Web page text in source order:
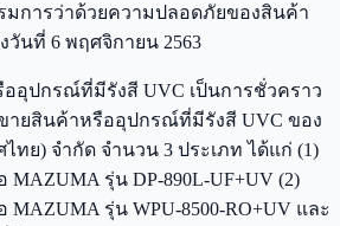
การว่าด้วยความปลอดภัยของสินค้า
วันที่ 6 พฤศจิกายน 2563
อุปกรณ์ที่มีรังสี UVC เป็นการชั่วคราว
ายสินค้าหรืออุปกรณ์ที่มีรังสี UVC ของ
ทย) จำกัด จำนวน 3 ประเภท ได้แก่ (1)
รุ่น DP-890L-UF+UV (2)
รุ่น WPU-8500-RO+UV และ